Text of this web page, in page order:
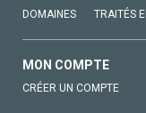
DOMAINES TRAITÉS
MON COMPTE
CRÉER UN COMPTE